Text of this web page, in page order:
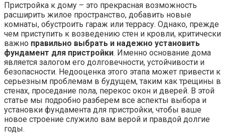
Пристройка к дому – это прекрасная возможность
расширить жилое пространство, добавить новые
комнаты, обустроить гараж или террасу. Однако, прежде
чем приступить к возведению стен и кровли, критически
важно правильно выбрать и надежно установить
фундамент для пристройки. Именно основание дома
является залогом его долговечности, устойчивости и
безопасности. Недооценка этого этапа может привести к
серьезным проблемам в будущем, таким как трещины в
стенах, проседание пола, перекос окон и дверей. В этой
статье мы подробно разберем все аспекты выбора и
установки фундамента для пристройки, чтобы ваше
новое строение служило вам верой и правдой долгие
годы.